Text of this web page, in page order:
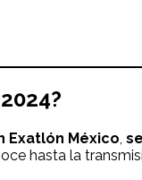
Exatlón México,
hasta la